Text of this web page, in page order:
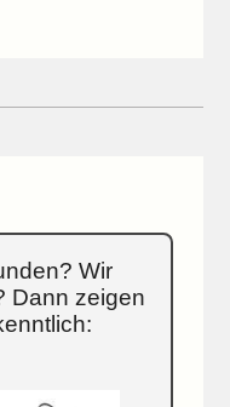
Wir
Dann zeigen